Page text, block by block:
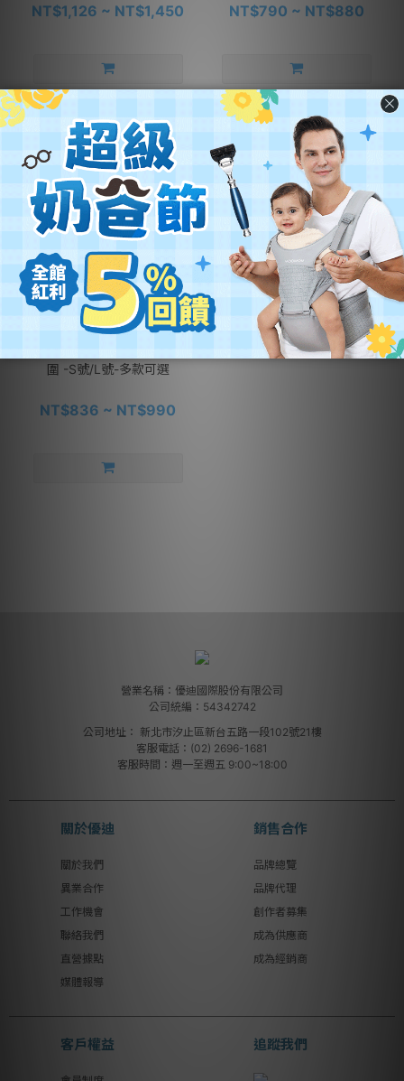
NT$1,126 ~ NT$1,450 NT$790 ~ NT$880
圍 -S號/L號-多款可選
NT$836 ~ NT$990
營業名稱：優迪國際股份有限公司
公司統編：54342742
公司地址： 新北市汐止區新台五路一段102號21樓
客服電話：(02) 2696-1681
客服時間：週一至週五 9:00~18:00
關於優迪
關於我們
異業合作
工作機會
聯絡我們
直營據點
媒體報導
銷售合作
品牌總覽
品牌代理
創作者募集
成為供應商
成為經銷商
客戶權益 追蹤我們